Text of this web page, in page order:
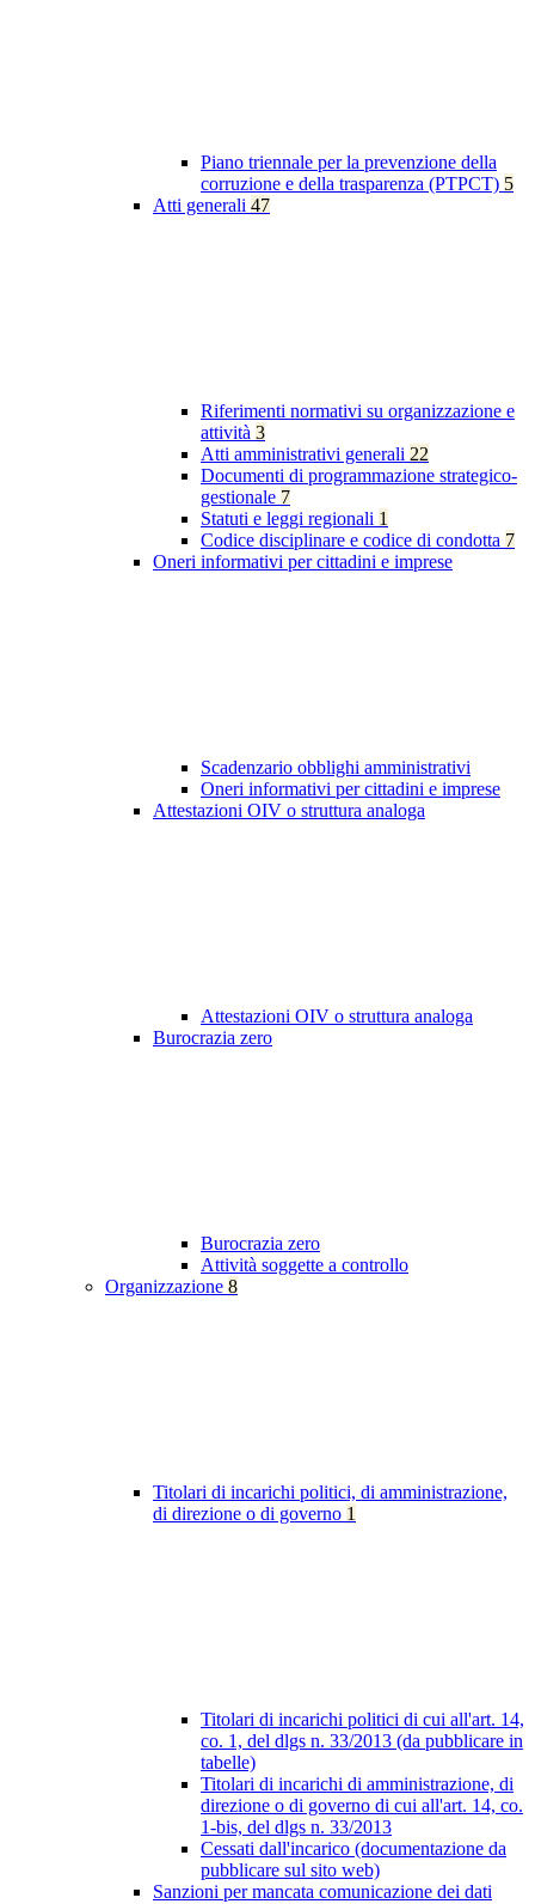
Piano triennale per la prevenzione della
corruzione e della trasparenza (PTPCT) 5
Atti generali 47
Riferimenti normativi su organizzazione e
attività 3
Atti amministrativi generali 22
Documenti di programmazione strategico-
gestionale 7
Statuti e leggi regionali 1
Codice disciplinare e codice di condotta 7
Oneri informativi per cittadini e imprese
Scadenzario obblighi amministrativi
Oneri informativi per cittadini e imprese
Attestazioni OIV o struttura analoga
Attestazioni OIV o struttura analoga
Burocrazia zero
Burocrazia zero
Attività soggette a controllo
Organizzazione 8
Titolari di incarichi politici, di amministrazione,
di direzione o di governo 1
Titolari di incarichi politici di cui all'art. 14,
co. 1, del dlgs n. 33/2013 (da pubblicare in
tabelle)
Titolari di incarichi di amministrazione, di
direzione o di governo di cui all'art. 14, co.
1-bis, del dlgs n. 33/2013
Cessati dall'incarico (documentazione da
pubblicare sul sito web)
Sanzioni per mancata comunicazione dei dati